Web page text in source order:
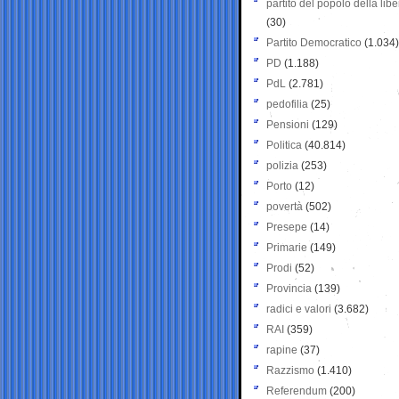
partito del popolo della
(30)
Partito Democratico (1.034)
PD (1.188)
PdL (2.781)
pedofilia (25)
Pensioni (129)
Politica (40.814)
polizia (253)
Porto (12)
povertà (502)
Presepe (14)
Primarie (149)
Prodi (52)
Provincia (139)
radici e valori (3.682)
RAI (359)
rapine (37)
Razzismo (1.410)
Referendum (200)